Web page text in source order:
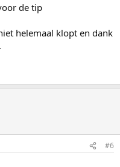
de tip
helemaal klopt en dank
#6